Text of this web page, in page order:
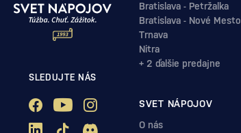
SLEDUJTE NÁS
Bratislava - Petržalka
Bratislava - Nové Mesto
Trnava
Nitra
+ 2 ďalšie predajne
SVET NÁPOJOV
O nás